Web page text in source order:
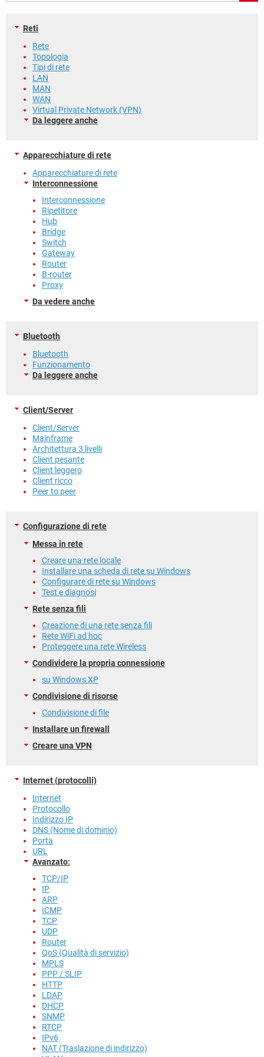
TIKTOK FACEBOOK
HARDWARE
Reti
Rete
Topologia
Tipi di rete
LAN
MAN
WAN
Virtual Private Network (VPN)
Da leggere anche
Apparecchiature di rete
Apparecchiature di rete
Interconnessione
Interconnessione
Ripetitore
Hub
Bridge
Switch
Gateway
Router
B-router
Proxy
Da vedere anche
Bluetooth
Bluetooth
Funzionamento
Da leggere anche
Client/Server
Client/Server
Mainframe
Architettura 3 livelli
Client pesante
Client leggero
Client ricco
Peer to peer
Configurazione di rete
Messa in rete
Creare una rete locale
Installare una scheda di rete su Windows
Configurare di rete su Windows
Test e diagnosi
Rete senza fili
Creazione di una rete senza fili
Rete WiFi ad hoc
Proteggere una rete Wireless
Condividere la propria connessione
su Windows XP
Condivisione di risorse
Condivisione di file
Installare un firewall
Creare una VPN
Internet (protocolli)
Internet
Protocollo
Indirizzo IP
DNS (Nome di dominio)
Porta
URL
Avanzato:
TCP/IP
IP
ARP
ICMP
TCP
UDP
Router
QoS (Qualità di servizio)
MPLS
PPP / SLIP
HTTP
LDAP
DHCP
SNMP
RTCP
IPv6
NAT (Traslazione di indirizzo)